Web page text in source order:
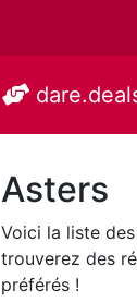
Asters
Voici la liste
trouverez des
préférés !